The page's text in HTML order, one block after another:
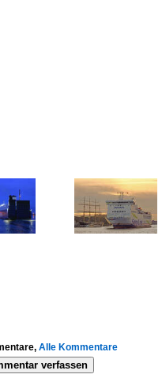
Alle Kommentare
verfassen